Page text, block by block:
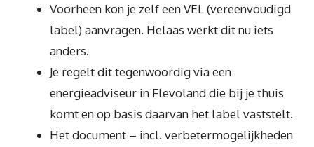
Voorheen kon je zelf een VEL (vereenvoudigd
label) aanvragen. Helaas werkt dit nu iets
anders.
Je regelt dit tegenwoordig via een
energieadviseur in Flevoland die bij je thuis
komt en op basis daarvan het label vaststelt.
Het document – incl. verbetermogelijkheden